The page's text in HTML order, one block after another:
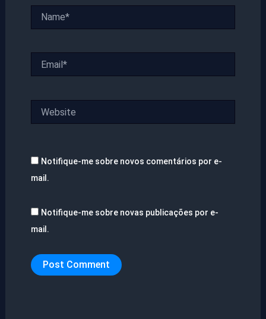
Notifique-me sobre novos comentários por e-
mail.
Notifique-me sobre novas publicações por e-
mail.